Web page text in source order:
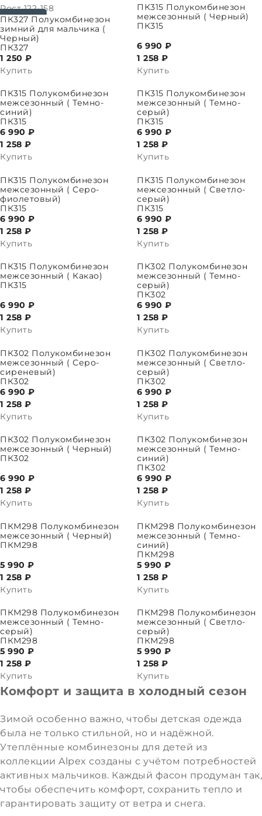
Рост 122-158
ПК327 Полукомбинезон
зимний для мальчика (
Черный)
ПК327
1 250 ₽
Купить
ВЫБРАТЬ ПАРАМЕТРЫ
ПК315 Полукомбинезон
межсезонный ( Черный)
ПК315
6 990 ₽
1 258 ₽
Купить
ПК315 Полукомбинезон
межсезонный ( Темно-
синий)
ПК315
6 990 ₽
1 258 ₽
Купить
ВЫБРАТЬ ПАРАМЕТРЫПК315 Полукомбинезон
межсезонный ( Темно-
серый)
ПК315
6 990 ₽
1 258 ₽
Купить
ПК315 Полукомбинезон
межсезонный ( Серо-
фиолетовый)
ПК315
6 990 ₽
1 258 ₽
Купить
ВЫБРАТЬ ПАРАМЕТРЫПК315 Полукомбинезон
межсезонный ( Светло-
серый)
ПК315
6 990 ₽
1 258 ₽
Купить
ПК315 Полукомбинезон
межсезонный ( Какао)
ПК315
6 990 ₽
1 258 ₽
Купить
ВЫБРАТЬ ПАРАМЕТРЫПК302 Полукомбинезон
межсезонный ( Темно-
серый)
ПК302
6 990 ₽
1 258 ₽
Купить
ПК302 Полукомбинезон
межсезонный ( Серо-
сиреневый)
ПК302
6 990 ₽
1 258 ₽
Купить
ВЫБРАТЬ ПАРАМЕТРЫПК302 Полукомбинезон
межсезонный ( Светло-
серый)
ПК302
6 990 ₽
1 258 ₽
Купить
ПК302 Полукомбинезон
межсезонный ( Черный)
ПК302
6 990 ₽
1 258 ₽
Купить
ВЫБРАТЬ ПАРАМЕТРЫПК302 Полукомбинезон
межсезонный ( Темно-
синий)
ПК302
6 990 ₽
1 258 ₽
Купить
ПКМ298 Полукомбинезон
межсезонный ( Черный)
ПКМ298
5 990 ₽
1 258 ₽
Купить
ВЫБРАТЬ ПАРАМЕТРЫПКМ298 Полукомбинезон
межсезонный ( Темно-
синий)
ПКМ298
5 990 ₽
1 258 ₽
Купить
ПКМ298 Полукомбинезон
межсезонный ( Темно-
серый)
ПКМ298
5 990 ₽
1 258 ₽
Купить
ВЫБРАТЬ ПАРАМЕТРЫПКМ298 Полукомбинезон
межсезонный ( Светло-
серый)
ПКМ298
5 990 ₽
1 258 ₽
Купить
Комфорт и защита в холодный сезон
Зимой особенно важно, чтобы детская одежда
была не только стильной, но и надёжной.
Утеплённые комбинезоны для детей из
коллекции Alpex созданы с учётом потребностей
активных мальчиков. Каждый фасон продуман так,
чтобы обеспечить комфорт, сохранить тепло и
гарантировать защиту от ветра и снега.